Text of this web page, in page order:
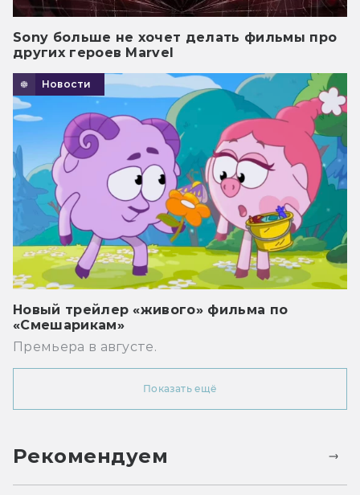
Sony больше не хочет делать фильмы про
других героев Marvel
Новости
Новый трейлер «живого» фильма по
«Смешарикам»
Премьера в августе.
Показать ещё
Рекомендуем